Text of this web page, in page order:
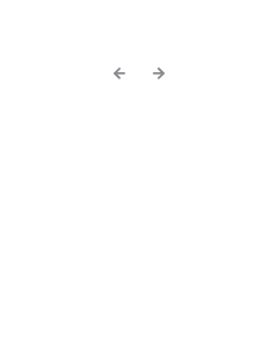
Previous
Next